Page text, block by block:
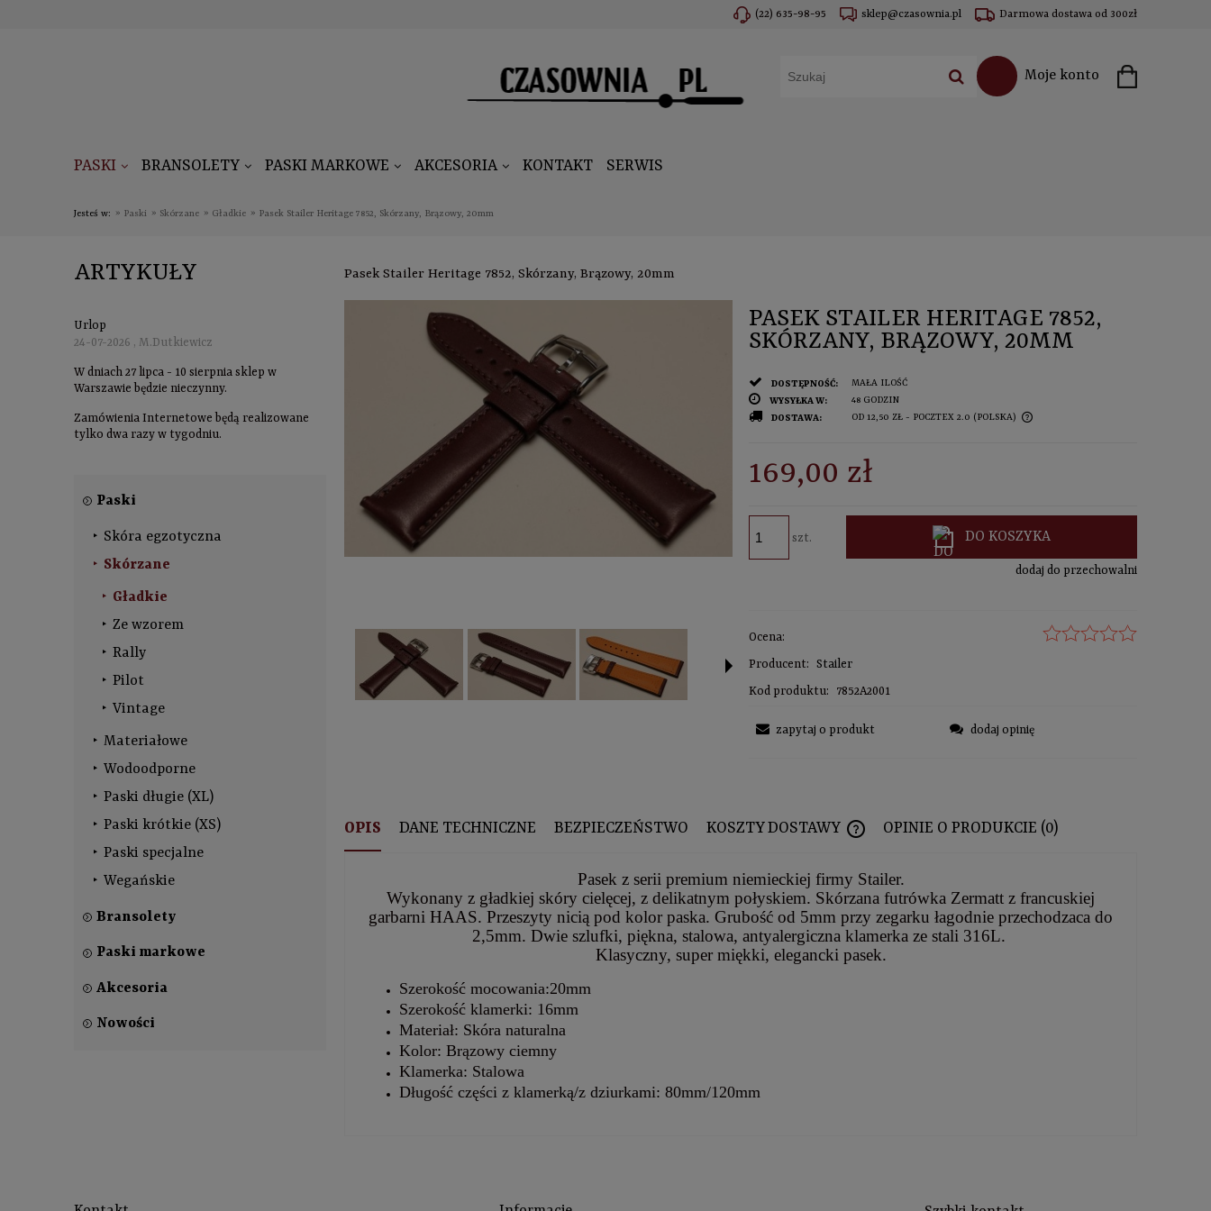
(22) 635-98-95 sklep@czasownia.pl Darmowa dostawa od 300zł
Moje konto
PASKI BRANSOLETY PASKI MARKOWE AKCESORIA KONTAKT SERWIS
Jesteś w: » Paski » Skórzane » Gładkie » Pasek Stailer Heritage 7852, Skórzany, Brązowy, 20mm
ARTYKUŁY
Urlop
24-07-2026 , M.Dutkiewicz
W dniach 27 lipca - 10 sierpnia sklep w
Warszawie będzie nieczynny.
Zamówienia Internetowe będą realizowane
tylko dwa razy w tygodniu.
Paski
Skóra egzotyczna
Skórzane
Gładkie
Ze wzorem
Rally
Pilot
Vintage
Materiałowe
Wodoodporne
Paski długie (XL)
Paski krótkie (XS)
Paski specjalne
Wegańskie
Bransolety
Paski markowe
Akcesoria
Nowości
Pasek Stailer Heritage 7852, Skórzany, Brązowy, 20mm
PASEK STAILER HERITAGE 7852,
SKÓRZANY, BRĄZOWY, 20MM
DOSTĘPNOŚĆ:
MAŁA ILOŚĆ
WYSYŁKA W:
48 GODZIN
DOSTAWA:
OD 12,50 ZŁ - POCZTEX 2.0 (POLSKA)
CENA NIE ZAWIERA EWENTUALNYCH
KOSZTÓW PŁATNOŚCI
169,00 zł
szt. DO KOSZYKA
dodaj do przechowalni
Ocena:
Producent: Stailer
Kod produktu:
7852A2001
zapytaj o produkt dodaj opinię
OPIS DANE TECHNICZNE BEZPIECZEŃSTWO KOSZTY DOSTAWY
CENA NIE ZAWIERA EWENTUALNYCH KOSZTÓW PŁATNOŚCI
OPINIE O PRODUKCIE (0)
Pasek z serii premium niemieckiej firmy Stailer.
Wykonany z gładkiej skóry cielęcej, z delikatnym połyskiem. Skórzana futrówka Zermatt z francuskiej
garbarni HAAS. Przeszyty nicią pod kolor paska. Grubość od 5mm przy zegarku łagodnie przechodzaca do
2,5mm. Dwie szlufki, piękna, stalowa, antyalergiczna klamerka ze stali 316L.
Klasyczny, super miękki, elegancki pasek.
Szerokość mocowania:20mm
Szerokość klamerki: 16mm
Materiał: Skóra naturalna
Kolor: Brązowy ciemny
Klamerka: Stalowa
Długość części z klamerką/z dziurkami: 80mm/120mm